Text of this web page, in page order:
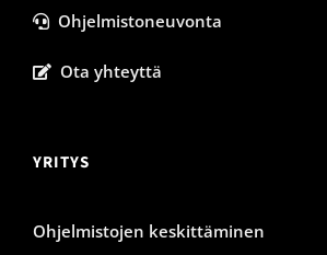
Ohjelmistoneuvonta
Ota yhteyttä
YRITYS
Ohjelmistojen keskittäminen